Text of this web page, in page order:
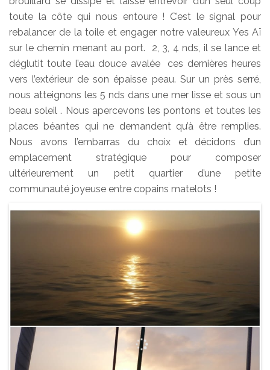
toute la côte qui nous entoure ! C’est le signal pour
rebalancer de la toile et engager notre valeureux Yes Aï
sur le chemin menant au port. 2, 3, 4 nds, il se lance et
déglutit toute l’eau douce avalée ces dernières heures
vers l’extérieur de son épaisse peau. Sur un près serré,
nous atteignons les 5 nds dans une mer lisse et sous un
beau soleil . Nous apercevons les pontons et toutes les
places béantes qui ne demandent qu’à être remplies.
Nous avons l’embarras du choix et décidons d’un
emplacement stratégique pour composer
ultérieurement un petit quartier d’une petite
communauté joyeuse entre copains matelots !